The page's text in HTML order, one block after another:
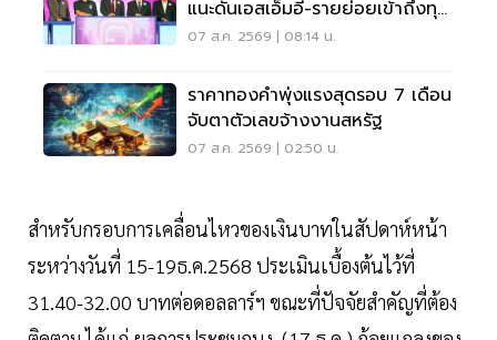
แนะดันเอสเอ็มอี-รายย่อยเข้าถึงทุน
ฝ่าวิกฤต
07 ส.ค. 2569 | 08:14 น.
ราคาทองคำพุ่งแรงสุดรอบ 7 เดือน
จับตาตัวเลขจ้างงานสหรัฐ
07 ส.ค. 2569 | 02:50 น.
สำหรับกรอบการเคลื่อนไหวของเงินบาทในสัปดาห์หน้า
ระหว่างวันที่ 15-19ธ.ค.2568 ประเมินเบื้องต้นไว้ที่
31.40-32.00 บาทต่อดอลลาร์ฯ ขณะที่ปัจจัยสำคัญที่ต้อง